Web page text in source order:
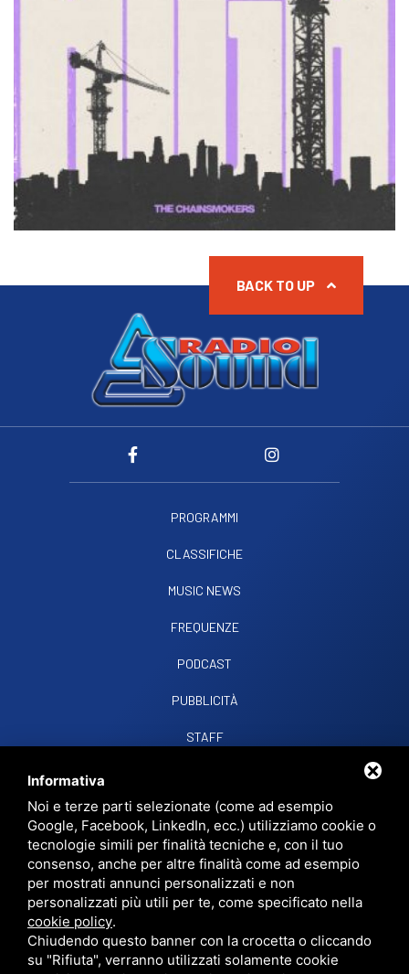
PROGRAMMI
CLASSIFICHE
MUSIC NEWS
FREQUENZE
PODCAST
PUBBLICITÀ
STAFF
RADIO SOUND SNCVIALE PAPA GIOVANNI XXIII, 39, 44021 CODIGORO FE
D.L. 34/2019 EROG. PUBBLICHE
PRIVACY•SITEMAP• QUESTO SITO È PROTETTO DA GOOGLE RECAPTCHA
V3,PRIVACY POLICYETERMS OF SERVICEDI GOOGLE.
BACK TO UP
Informativa
Noi e terze parti selezionate (come ad esempio
Google, Facebook, LinkedIn, ecc.) utilizziamo cookie o
tecnologie simili per finalità tecniche e, con il tuo
consenso, anche per altre finalità come ad esempio
per mostrati annunci personalizzati e non
personalizzati più utili per te, come specificato nella
cookie policy.
Chiudendo questo banner con la crocetta o cliccando
su "Rifiuta", verranno utilizzati solamente cookie